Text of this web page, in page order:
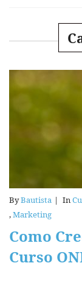
ByBautista | In
,Marketing
Como
Curso